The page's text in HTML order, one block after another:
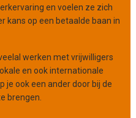
en voelen ze zich
kans op een betaalde baan in
werken met vrijwilligers
en ook internationale
je ook een ander door bij de
brengen.